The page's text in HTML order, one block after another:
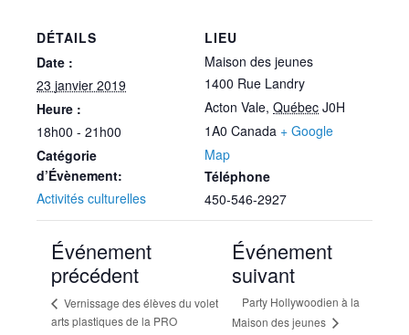
DÉTAILS
Date :
23 janvier 2019
Heure :
18h00 - 21h00
Catégorie
d’Évènement:
Activités culturelles
LIEU
Maison des jeunes
1400 Rue Landry
Acton Vale, Québec J0H
1A0 Canada + Google
Map
Téléphone
450-546-2927
Événement
précédent
Vernissage des élèves du volet
arts plastiques de la PRO
Événement
suivant
Party Hollywoodien à la
Maison des jeunes